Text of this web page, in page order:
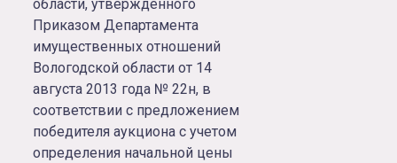
области, утвержденного
Приказом Департамента
имущественных отношений
Вологодской области от 14
августа 2013 года № 22н, в
соответствии с предложением
победителя аукциона с учетом
определения начальной цены